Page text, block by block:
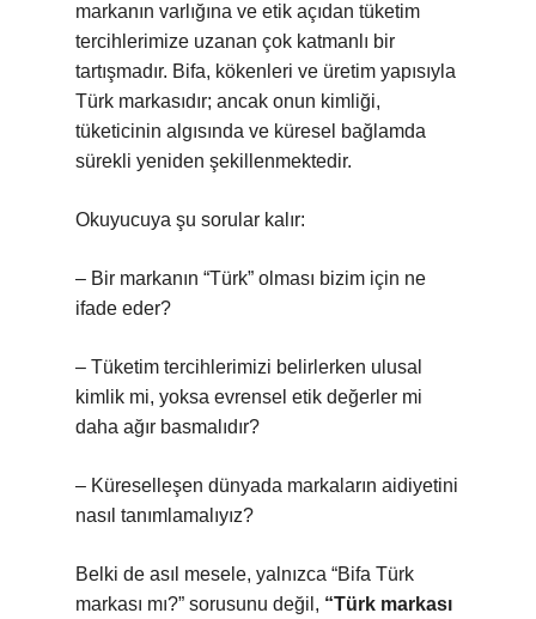
markanın varlığına ve etik açıdan tüketim
tercihlerimize uzanan çok katmanlı bir
tartışmadır. Bifa, kökenleri ve üretim yapısıyla
Türk markasıdır; ancak onun kimliği,
tüketicinin algısında ve küresel bağlamda
sürekli yeniden şekillenmektedir.
Okuyucuya şu sorular kalır:
– Bir markanın “Türk” olması bizim için ne
ifade eder?
– Tüketim tercihlerimizi belirlerken ulusal
kimlik mi, yoksa evrensel etik değerler mi
daha ağır basmalıdır?
– Küreselleşen dünyada markaların aidiyetini
nasıl tanımlamalıyız?
Belki de asıl mesele, yalnızca “Bifa Türk
markası mı?” sorusunu değil, “Türk markası